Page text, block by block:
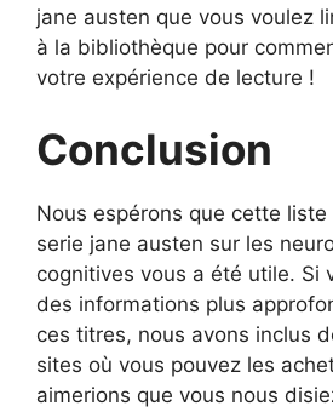
jane austen que vous voulez
à la bibliothèque pour
votre expérience de lecture !
Conclusion
Nous espérons que cette
serie jane austen sur les
cognitives vous a été utile. Si
des informations plus
ces titres, nous avons inclus
sites où vous pouvez les
aimerions que vous nous